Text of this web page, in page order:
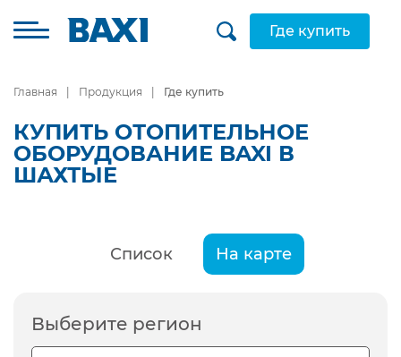
Где купить
Главная Продукция Где купить
КУПИТЬ ОТОПИТЕЛЬНОЕ
ОБОРУДОВАНИЕ BAXI В
ШАХТЫЕ
Список На карте
Выберите регион